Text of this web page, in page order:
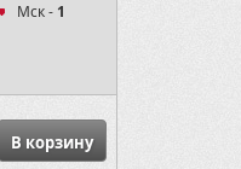
Мск - 1
В корзину